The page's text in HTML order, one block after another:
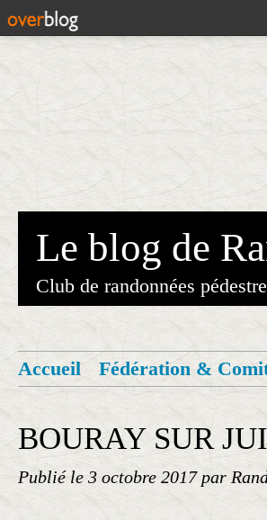
Le blog de
Club de randonnées
Accueil Fédération &
BOURAY SUR
Publié le 3 octobre 2017 par